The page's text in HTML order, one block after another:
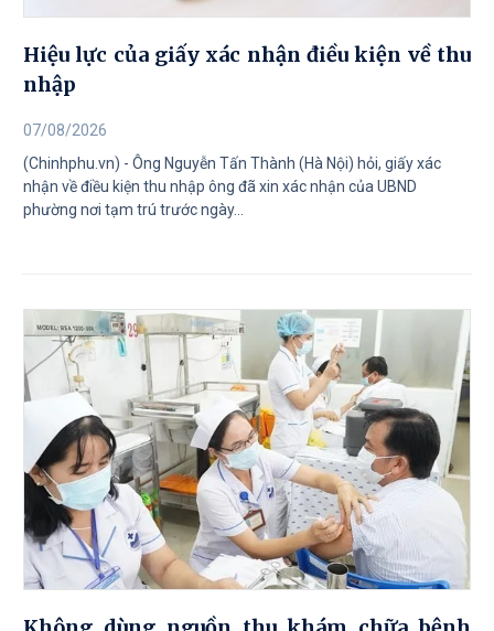
Hiệu lực của giấy xác nhận điều kiện về thu
nhập
07/08/2026
(Chinhphu.vn) - Ông Nguyễn Tấn Thành (Hà Nội) hỏi, giấy xác
nhận về điều kiện thu nhập ông đã xin xác nhận của UBND
phường nơi tạm trú trước ngày...